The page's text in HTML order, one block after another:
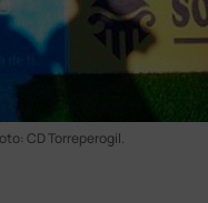
CD Torreperogil.